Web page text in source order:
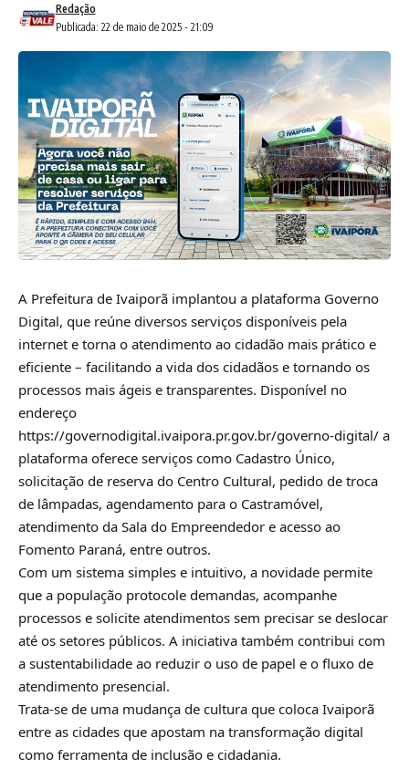
Publicada: 22 de maio de 2025 - 21:09
Redação
A Prefeitura de Ivaiporã implantou a plataforma Governo
Digital, que reúne diversos serviços disponíveis pela
internet e torna o atendimento ao cidadão mais prático e
eficiente – facilitando a vida dos cidadãos e tornando os
processos mais ágeis e transparentes. Disponível no
endereço
https://governodigital.ivaipora.pr.gov.br/governo-digital/ a
plataforma oferece serviços como Cadastro Único,
solicitação de reserva do Centro Cultural, pedido de troca
de lâmpadas, agendamento para o Castramóvel,
atendimento da Sala do Empreendedor e acesso ao
Fomento Paraná, entre outros.
Com um sistema simples e intuitivo, a novidade permite
que a população protocole demandas, acompanhe
processos e solicite atendimentos sem precisar se deslocar
até os setores públicos. A iniciativa também contribui com
a sustentabilidade ao reduzir o uso de papel e o fluxo de
atendimento presencial.
Trata-se de uma mudança de cultura que coloca Ivaiporã
entre as cidades que apostam na transformação digital
como ferramenta de inclusão e cidadania.